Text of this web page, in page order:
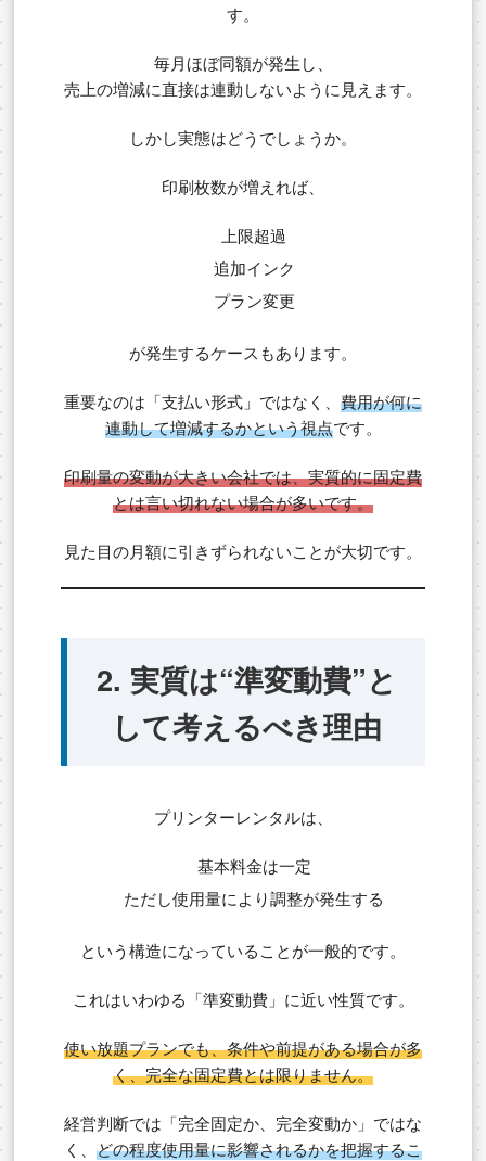
す。
毎月ほぼ同額が発生し、
売上の増減に直接は連動しないように見えます。
しかし実態はどうでしょうか。
印刷枚数が増えれば、
上限超過
追加インク
プラン変更
が発生するケースもあります。
重要なのは「支払い形式」ではなく、 費用が何に
連動して増減するかという視点です。
印刷量の変動が大きい会社では、実質的に固定費
とは言い切れない場合が多いです。
見た目の月額に引きずられないことが大切です。
2. 実質は“準変動費”と
して考えるべき理由
プリンターレンタルは、
基本料金は一定
ただし使用量により調整が発生する
という構造になっていることが一般的です。
これはいわゆる「準変動費」に近い性質です。
使い放題プランでも、条件や前提がある場合が多
く、完全な固定費とは限りません。
経営判断では「完全固定か、完全変動か」ではな
く、 どの程度使用量に影響されるかを把握するこ